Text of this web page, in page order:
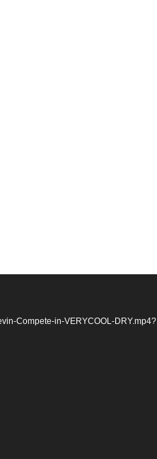
Compete-in-VERYCOOL-DRY.mp4?